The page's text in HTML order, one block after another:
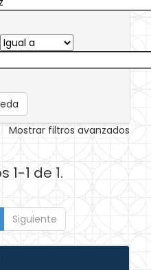
Mostrar filtros avanzados
1-1 de 1.
Siguiente